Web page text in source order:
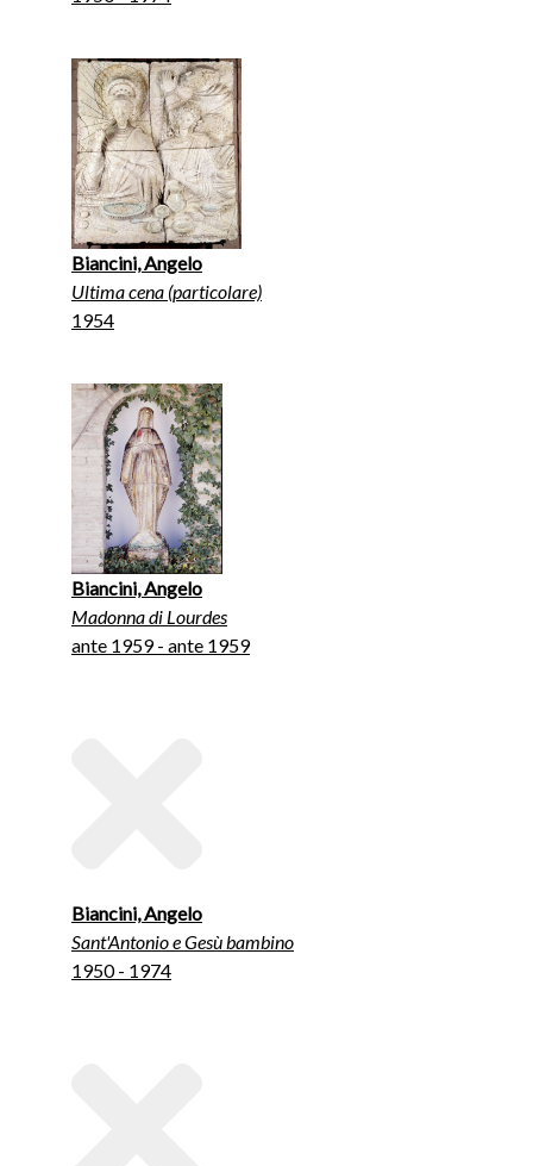
Biancini, Angelo
Ultima cena (particolare)
1954
Biancini, Angelo
Madonna di Lourdes
ante 1959 - ante 1959
Biancini, Angelo
Sant'Antonio e Gesù bambino
1950 - 1974